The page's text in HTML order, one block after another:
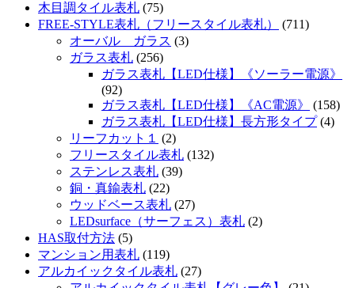
木目調タイル表札 (75)
FREE-STYLE表札（フリースタイル表札）
(711)
オーバル ガラス (3)
ガラス表札 (256)
ガラス表札【LED仕様】《ソーラー電源》
(92)
ガラス表札【LED仕様】《AC電源》
(158)
ガラス表札【LED仕様】長方形タイプ(4)
リーフカット１
(2)
フリースタイル表札 (132)
ステンレス表札 (39)
銅・真鍮表札 (22)
ウッドベース表札 (27)
LEDsurface（サーフェス）表札 (2)
HAS取付方法 (5)
マンション用表札 (119)
アルカイックタイル表札 (27)